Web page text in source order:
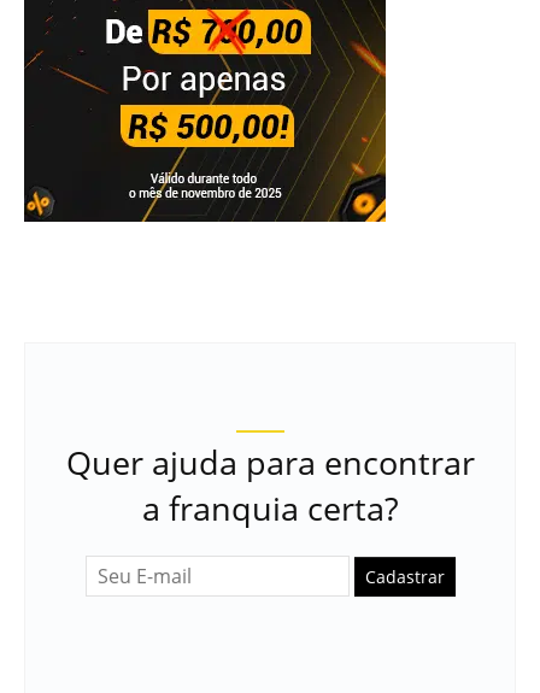
Quer ajuda para encontrar
a franquia certa?
Cadastrar